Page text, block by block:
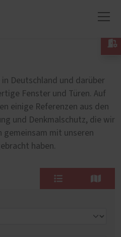
Deutschland und darüber
Fenster und Türen. Auf
einige Referenzen aus den
und Denkmalschutz, die wir
gemeinsam mit unseren
haben.
